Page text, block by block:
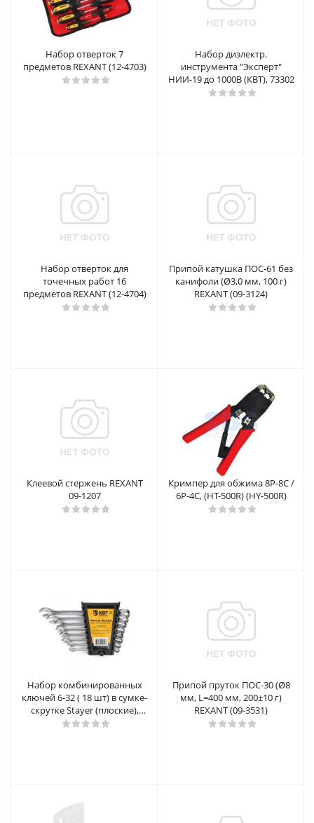
Набор отверток 7
предметов REXANT (12-4703)
Набор диэлектр.
инструмента "Эксперт"
НИИ-19 до 1000В (КВТ), 73302
Набор отверток для
точечных работ 16
предметов REXANT (12-4704)
Припой катушка ПОС-61 без
канифоли (Ø3,0 мм, 100 г)
REXANT (09-3124)
Клеевой стержень REXANT
09-1207
Кримпер для обжима 8P-8C /
6P-4C, (HT-500R) (HY-500R)
Набор комбинированных
ключей 6-32 ( 18 шт) в сумке-
скрутке Stayer (плоские),
27081-Н18
Припой пруток ПОС-30 (Ø8
мм, L=400 мм, 200±10 г)
REXANT (09-3531)